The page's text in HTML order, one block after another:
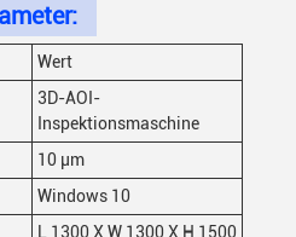
Wert
3D-AOI-
Inspektionsmaschine
10 μm
Windows 10
L 1300 X W 1300 X H 1500